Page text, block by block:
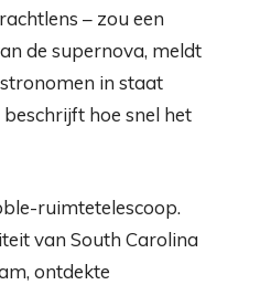
– zou een
de supernova, meldt
in staat
hoe snel het
ruimtetelescoop.
van South Carolina
ontdekte